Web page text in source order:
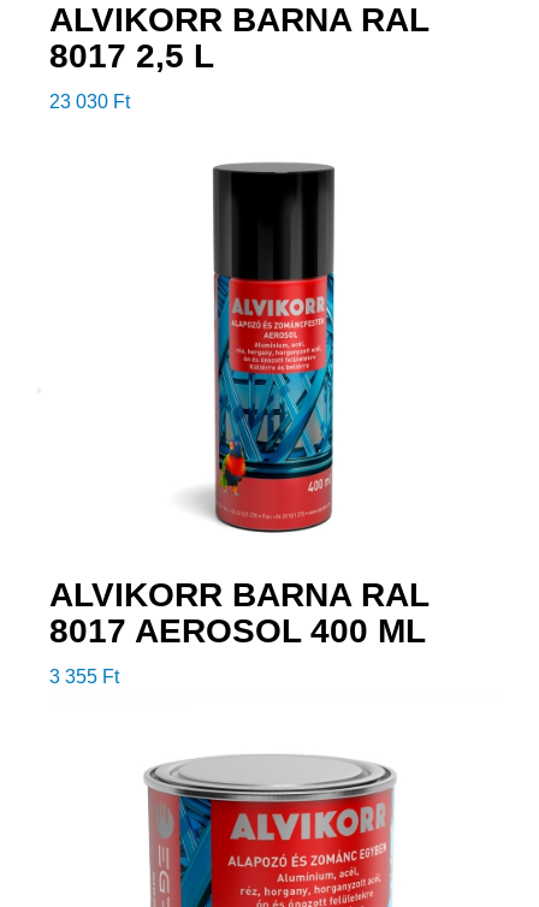
ALVIKORR BARNA RAL
8017 2,5 L
23 030 Ft
ALVIKORR BARNA RAL
8017 AEROSOL 400 ML
3 355 Ft